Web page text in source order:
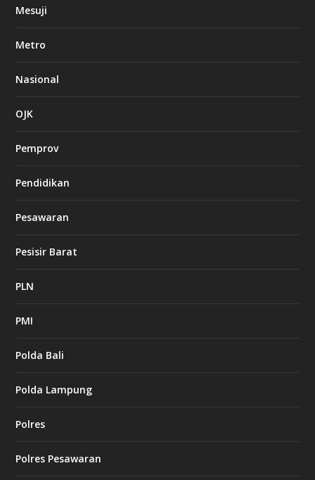
Mesuji
Metro
Nasional
OJK
Pemprov
Pendidikan
Pesawaran
Pesisir Barat
PLN
PMI
Polda Bali
Polda Lampung
Polres
Polres Pesawaran